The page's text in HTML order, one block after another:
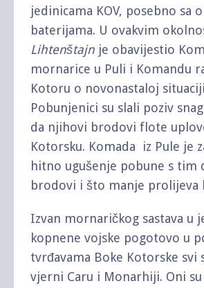
jedinicama KOV, posebno sa
baterijama. U ovakvim
Lihtenštajn je obavijestio
mornarice u Puli i Komandu
Kotoru o novonastaloj
Pobunjenici su slali poziv
da njihovi brodovi flote
Kotorsku. Komada iz Pule je
hitno ugušenje pobune s tim
brodovi i što manje prolijeva
Izvan mornaričkog sastava u
kopnene vojske pogotovo u
tvrđavama Boke Kotorske svi
vjerni Caru i Monarhiji. Oni su